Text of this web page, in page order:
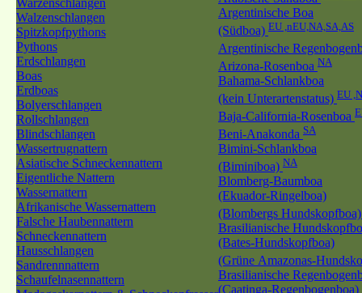
Warzenschlangen
Walzenschlangen
Spitzkopfpythons
Pythons
Erdschlangen
Boas
Erdboas
Bolyerschlangen
Rollschlangen
Blindschlangen
Wassertrugnattern
Asiatische Schneckennattern
Eigentliche Nattern
Wassernattern
Afrikanische Wassernattern
Falsche Haubennattern
Schneckennattern
Hausschlangen
Sandrennnattern
Schaufelnasennattern
Argentinische Boa
(Südboa) EU ,nEU,NA,SA,AS
Argentinische
Arizona-Rosenboa NA
Bahama-Schlankboa
(kein Unterartenstatus) EU
Baja-California-Rosenboa
Beni-Anakonda SA
Bimini-Schlankboa
(Biminiboa) NA
Blomberg-Baumboa
(Ekuador-Ringelboa)
(Blombergs
Brasilianische
(Bates-Hundskopfboa)
(Grüne Amazonas-
Brasilianische
(Caatinga-Regenbogenboa)